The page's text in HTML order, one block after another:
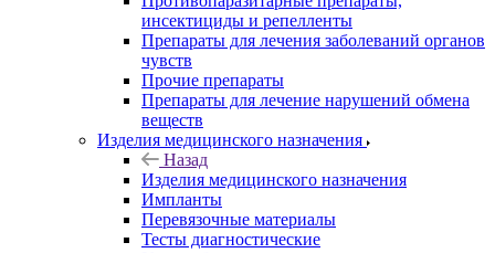
инсектициды и репелленты
Препараты для лечения заболеваний органов
чувств
Прочие препараты
Препараты для лечение нарушений обмена
веществ
Изделия медицинского назначения
Назад
Изделия медицинского назначения
Импланты
Перевязочные материалы
Тесты диагностические